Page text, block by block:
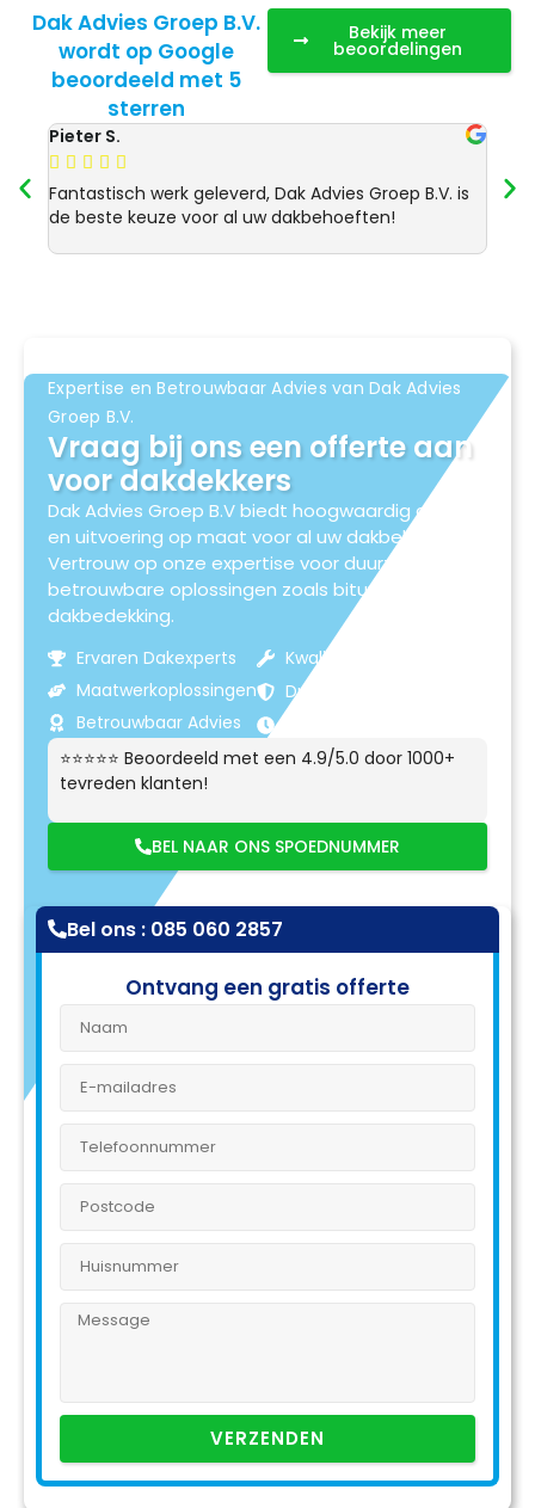
Dak Advies Groep B.V.
wordt op Google
beoordeeld met 5
sterren
Bekijk meer
beoordelingen
Pieter S.
    
Fantastisch werk geleverd, Dak Advies Groep B.V. is
de beste keuze voor al uw dakbehoeften!
Expertise en Betrouwbaar Advies van Dak Advies
Groep B.V.
Vraag bij ons een offerte aan
voor dakdekkers
Dak Advies Groep B.V biedt hoogwaardig advies
en uitvoering op maat voor al uw dakbehoeften.
Vertrouw op onze expertise voor duurzame en
betrouwbare oplossingen zoals bitumen
dakbedekking.
Ervaren Dakexperts
Maatwerkoplossingen
Betrouwbaar Advies
Kwaliteitsmaterialen
Duurzame Resultaten
⭐⭐⭐⭐⭐ Beoordeeld met een 4.9/5.0 door 1000+
tevreden klanten!
BEL NAAR ONS SPOEDNUMMER
Bel ons : 085 060 2857
Ontvang een gratis offerte
VERZENDEN